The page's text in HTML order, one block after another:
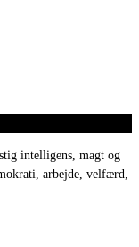
intelligens, magt og
arbejde, velfærd,